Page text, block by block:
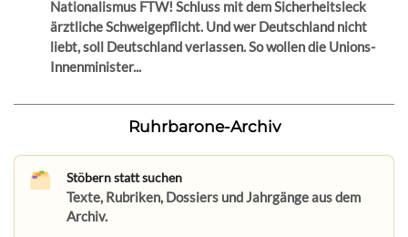
Nationalismus FTW! Schluss mit dem Sicherheitsleck
ärztliche Schweigepflicht. Und wer Deutschland nicht
liebt, soll Deutschland verlassen. So wollen die Unions-
Innenminister...
Ruhrbarone-Archiv
Stöbern statt suchen
Texte, Rubriken, Dossiers und Jahrgänge aus dem
Archiv.